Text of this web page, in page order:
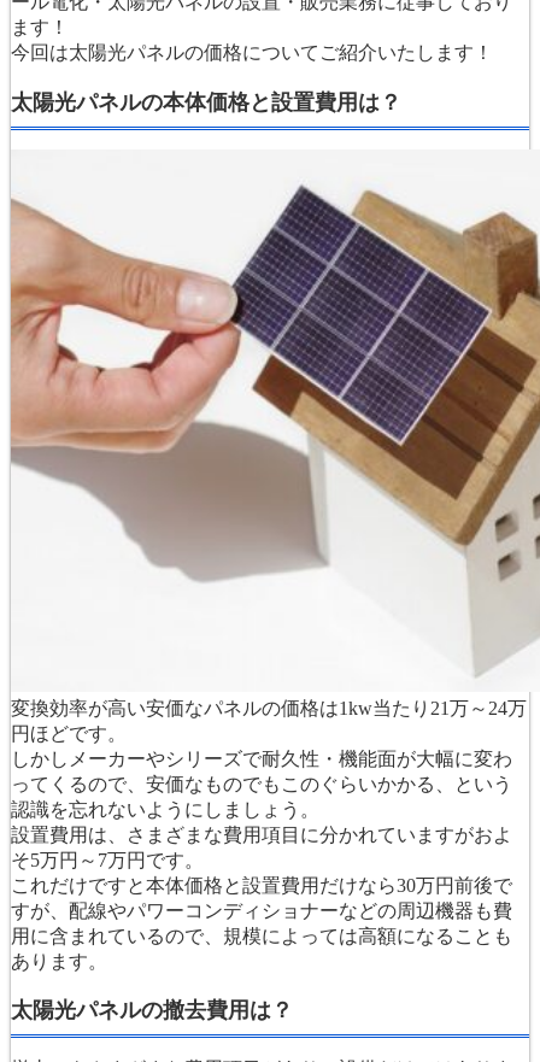
ます！
今回は太陽光パネルの価格についてご紹介いたします！
太陽光パネルの本体価格と設置費用は？
変換効率が高い安価なパネルの価格は1kw当たり21万～24万
円ほどです。
しかしメーカーやシリーズで耐久性・機能面が大幅に変わ
ってくるので、安価なものでもこのぐらいかかる、という
認識を忘れないようにしましょう。
設置費用は、さまざまな費用項目に分かれていますがおよ
そ5万円～7万円です。
これだけですと本体価格と設置費用だけなら30万円前後で
すが、配線やパワーコンディショナーなどの周辺機器も費
用に含まれているので、規模によっては高額になることも
あります。
太陽光パネルの撤去費用は？